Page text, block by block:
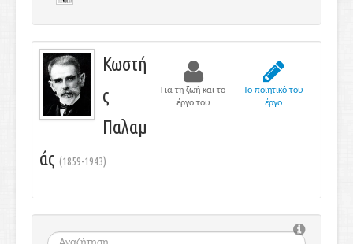
Για τη ζωή και το
έργο του
Το ποιητικό του
έργο
Κωστή
ς
Παλαμ
άς (1859-1943)